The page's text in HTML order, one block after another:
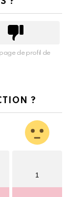
de profil de
?
1